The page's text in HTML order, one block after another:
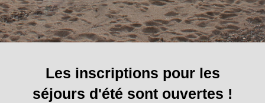
Les inscriptions pour les
séjours d'été sont ouvertes !